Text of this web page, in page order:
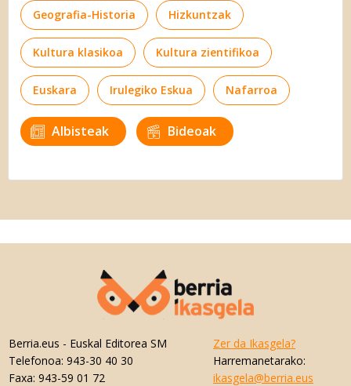
Geografia-Historia Hizkuntzak
Kultura klasikoa Kultura zientifikoa
Euskara Irulegiko Eskua Nafarroa
Albisteak Bideoak
Berria.eus - Euskal Editorea SM
Telefonoa: 943-30 40 30
Faxa: 943-59 01 72
Zer da Ikasgela?
Harremanetarako:
ikasgela@berria.eus